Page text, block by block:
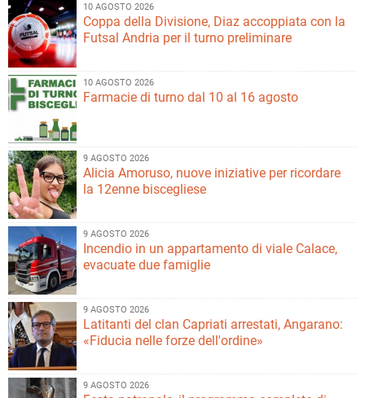
10 AGOSTO 2026
Coppa della Divisione, Diaz accoppiata con la
Futsal Andria per il turno preliminare
10 AGOSTO 2026
Farmacie di turno dal 10 al 16 agosto
9 AGOSTO 2026
Alicia Amoruso, nuove iniziative per ricordare
la 12enne biscegliese
9 AGOSTO 2026
Incendio in un appartamento di viale Calace,
evacuate due famiglie
9 AGOSTO 2026
Latitanti del clan Capriati arrestati, Angarano:
«Fiducia nelle forze dell'ordine»
9 AGOSTO 2026